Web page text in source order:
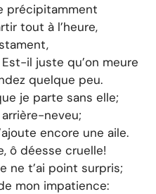
précipitamment
tout à l’heure,
Est-il juste qu’on meure
quelque peu.
je parte sans elle;
neveu;
encore une aile.
ô déesse cruelle!
ne t’ai point surpris;
mon impatience: